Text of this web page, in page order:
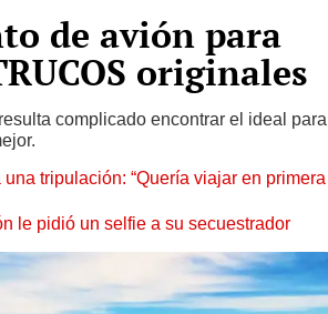
de avión para
originales
complicado encontrar el ideal para
tripulación: “Quería viajar en primera
le pidió un selfie a su secuestrador